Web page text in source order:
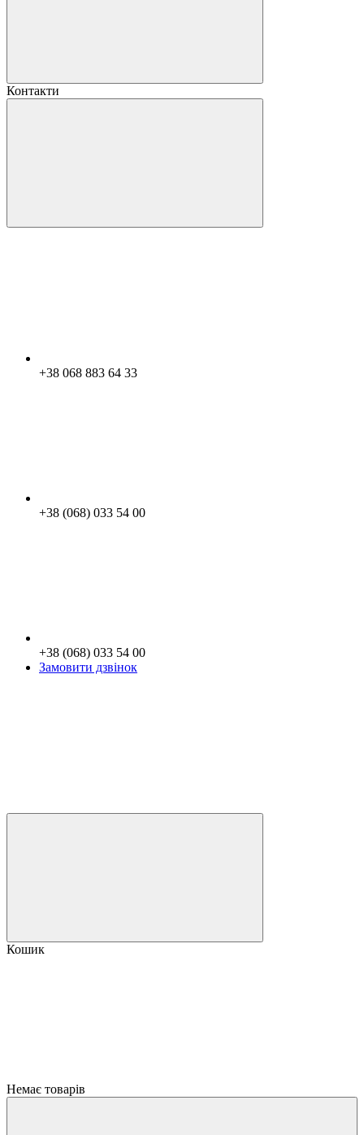
Контакти
+38 068 883 64 33
+38 (068) 033 54 00
+38 (068) 033 54 00
Замовити дзвінок
Кошик
Немає товарів